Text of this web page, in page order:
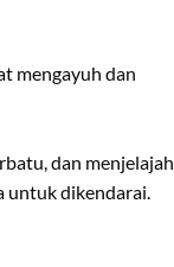
mengayuh dan
dan menjelajah
untuk dikendarai.